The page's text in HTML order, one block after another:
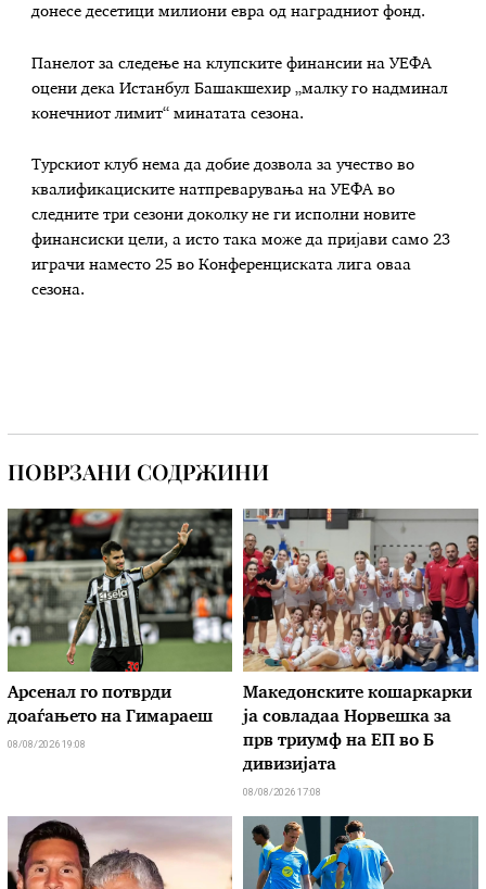
донесе десетици милиони евра од наградниот фонд.
Панелот за следење на клупските финансии на УЕФА
оцени дека Истанбул Башакшехир „малку го надминал
конечниот лимит“ минатата сезона.
Турскиот клуб нема да добие дозвола за учество во
квалификациските натпреварувања на УЕФА во
следните три сезони доколку не ги исполни новите
финансиски цели, а исто така може да пријави само 23
играчи наместо 25 во Конференциската лига оваа
сезона.
ПОВРЗАНИ СОДРЖИНИ
Арсенал го потврди
доаѓањето на Гимараеш
08/08/2026 19:08
Македонските кошаркарки
ја совладаа Норвешка за
прв триумф на ЕП во Б
дивизијата
08/08/2026 17:08